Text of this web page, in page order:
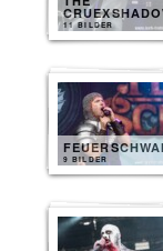
11 BILDER
9 BILDER